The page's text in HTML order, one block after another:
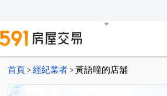
首頁 > 經紀業者 > 黃語曈的店舖